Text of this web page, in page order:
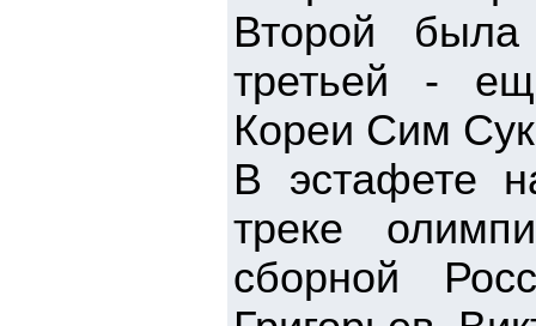
Второй
третьей -
Кореи Сим
В эстафете
треке
сборной